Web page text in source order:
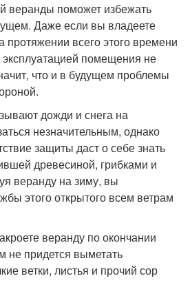
веранды поможет избежать
Даже если вы владеете
протяжении всего этого времени
эксплуатацией помещения не
что и в будущем проблемы
дожди и снега на
незначительным, однако
защиты даст о себе знать
древесиной, грибками и
веранду на зиму, вы
этого открытого всем ветрам
веранду по окончании
не придется выметать
ветки, листья и прочий сор